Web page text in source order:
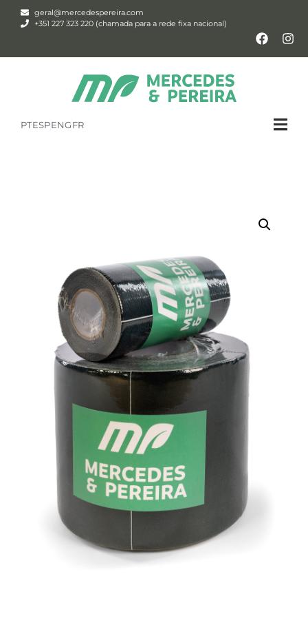
geral@mercedespereira.com
+351 227 323 220 (chamada para a rede fixa nacional)
PTESPENGFR